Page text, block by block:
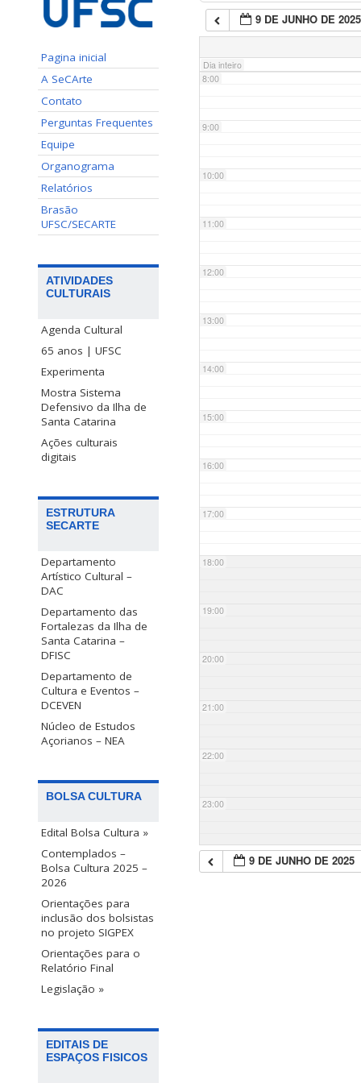
Pagina inicial
A SeCArte
Contato
Perguntas Frequentes
Equipe
Organograma
Relatórios
Brasão
UFSC/SECARTE
ATIVIDADES
CULTURAIS
Agenda Cultural
65 anos | UFSC
Experimenta
Mostra Sistema
Defensivo da Ilha de
Santa Catarina
Ações culturais
digitais
ESTRUTURA
SECARTE
Departamento
Artístico Cultural –
DAC
Departamento das
Fortalezas da Ilha de
Santa Catarina –
DFISC
Departamento de
Cultura e Eventos –
DCEVEN
Núcleo de Estudos
Açorianos – NEA
BOLSA CULTURA
Edital Bolsa Cultura »
Contemplados –
Bolsa Cultura 2025 –
2026
Orientações para
inclusão dos bolsistas
no projeto SIGPEX
Orientações para o
Relatório Final
Legislação »
EDITAIS DE
ESPAÇOS FISICOS
9 DE JUNHO DE 2025
Dia inteiro
7:00
8:00
9:00
10:00
11:00
12:00
13:00
14:00
15:00
16:00
17:00
18:00
19:00
20:00
21:00
22:00
23:00
9 DE JUNHO DE 2025